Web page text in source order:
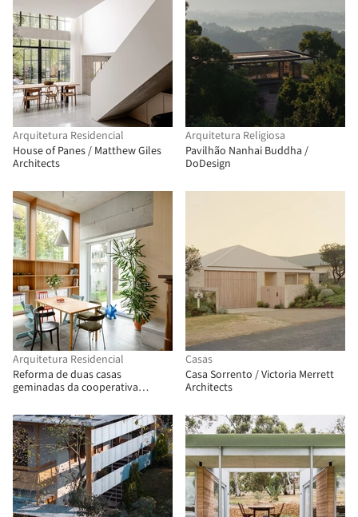
Arquitetura Residencial
House of Panes / Matthew Giles
Architects
Arquitetura Religiosa
Pavilhão Nanhai Buddha /
DoDesign
Arquitetura Residencial
Reforma de duas casas
geminadas da cooperativa
Ljubljana / dans arhitekti
Casas
Casa Sorrento / Victoria Merrett
Architects